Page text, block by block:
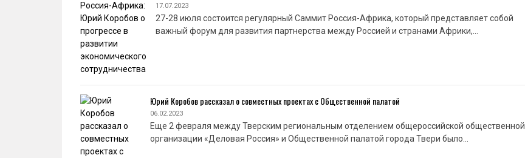
17.07.2023
27-28 июля состоится регулярный Саммит Россия-Африка, который представляет собой
важный форум для развития партнерства между Россией и странами Африки,…
Юрий Коробов рассказал о совместных проектах с Общественной палатой
06.02.2023
Еще 2 февраля между Тверским региональным отделением общероссийской общественной
организации «Деловая Россия» и Общественной палатой города Твери было…